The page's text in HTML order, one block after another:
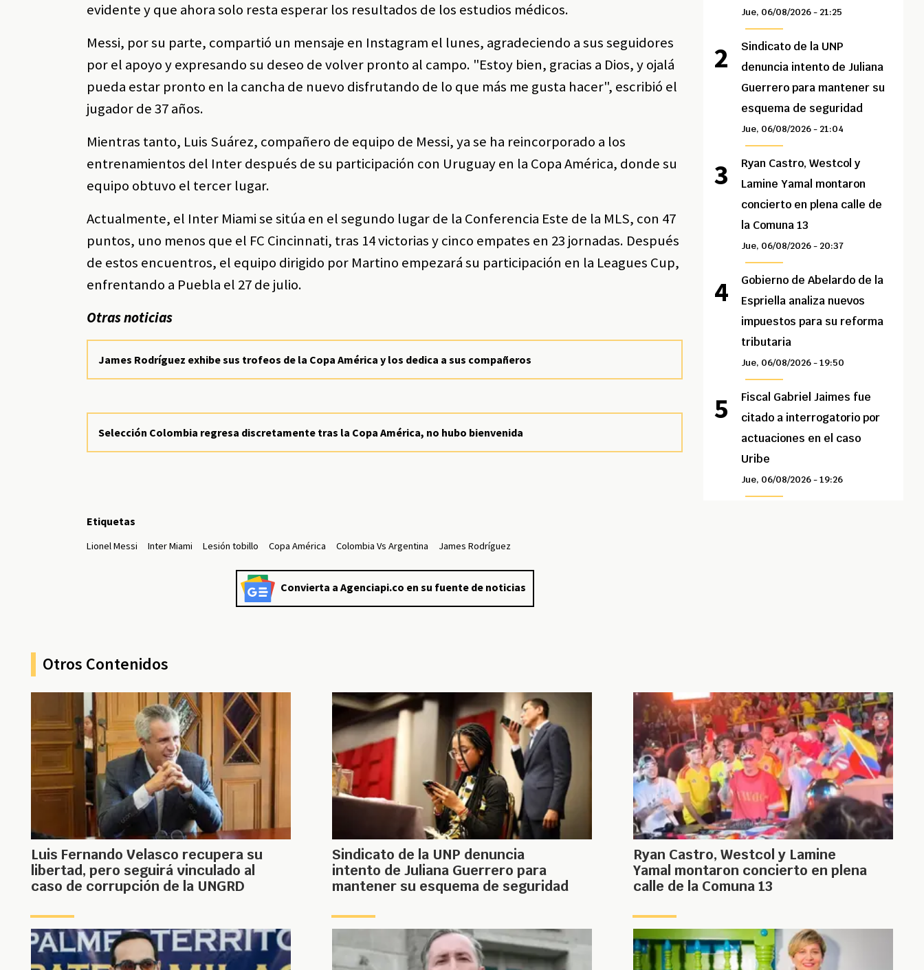
evidente y que ahora solo resta esperar los resultados de los estudios médicos.
Messi, por su parte, compartió un mensaje en Instagram el lunes, agradeciendo a sus seguidores
por el apoyo y expresando su deseo de volver pronto al campo. "Estoy bien, gracias a Dios, y ojalá
pueda estar pronto en la cancha de nuevo disfrutando de lo que más me gusta hacer", escribió el
jugador de 37 años.
Mientras tanto, Luis Suárez, compañero de equipo de Messi, ya se ha reincorporado a los
entrenamientos del Inter después de su participación con Uruguay en la Copa América, donde su
equipo obtuvo el tercer lugar.
Actualmente, el Inter Miami se sitúa en el segundo lugar de la Conferencia Este de la MLS, con 47
puntos, uno menos que el FC Cincinnati, tras 14 victorias y cinco empates en 23 jornadas. Después
de estos encuentros, el equipo dirigido por Martino empezará su participación en la Leagues Cup,
enfrentando a Puebla el 27 de julio.
Otras noticias
James Rodríguez exhibe sus trofeos de la Copa América y los dedica a sus compañeros
Selección Colombia regresa discretamente tras la Copa América, no hubo bienvenida
Etiquetas
Lionel Messi Inter Miami Lesión tobillo Copa América Colombia Vs Argentina James Rodríguez
Convierta a Agenciapi.co en su fuente de noticias
Jue, 06/08/2026 - 21:25
Sindicato de la UNP
denuncia intento de Juliana
Guerrero para mantener su
esquema de seguridad
Jue, 06/08/2026 - 21:04
Ryan Castro, Westcol y
Lamine Yamal montaron
concierto en plena calle de
la Comuna 13
Jue, 06/08/2026 - 20:37
Gobierno de Abelardo de la
Espriella analiza nuevos
impuestos para su reforma
tributaria
Jue, 06/08/2026 - 19:50
Fiscal Gabriel Jaimes fue
citado a interrogatorio por
actuaciones en el caso
Uribe
Jue, 06/08/2026 - 19:26
Otros Contenidos
Luis Fernando Velasco recupera su
libertad, pero seguirá vinculado al
caso de corrupción de la UNGRD
Sindicato de la UNP denuncia
intento de Juliana Guerrero para
mantener su esquema de seguridad
Ryan Castro, Westcol y Lamine
Yamal montaron concierto en plena
calle de la Comuna 13